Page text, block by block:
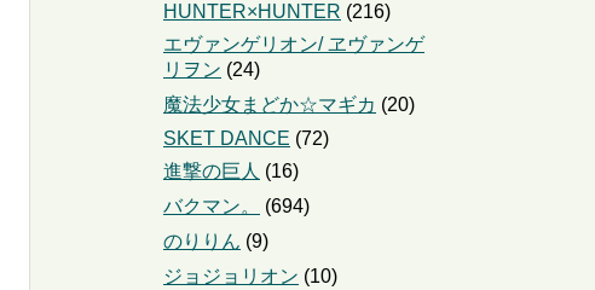
HUNTER×HUNTER (216)
エヴァンゲリオン/ ヱヴァンゲ
リヲン (24)
魔法少女まどか☆マギカ (20)
SKET DANCE (72)
進撃の巨人 (16)
バクマン。
(694)
のりりん (9)
ジョジョリオン (10)